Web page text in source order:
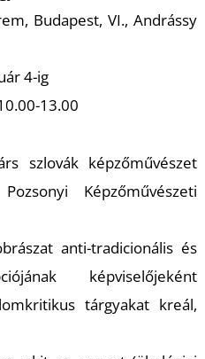
Budapest, VI., Andrássy
4-ig
13.00
szlovák képzőművészet
Képzőművészeti
anti-tradicionális és
képviselőjeként
tárgyakat kreál,